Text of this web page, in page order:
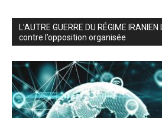
L’AUTRE GUERRE DU RÉGIME
contre l’opposition organisée